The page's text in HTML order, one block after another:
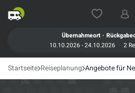
Übernahmeort .
10.10.2026 - 24.10.2026
2
Startseite Reiseplanung Angebote für